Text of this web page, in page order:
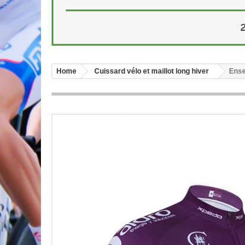
Home Cuissard vélo et maillot long hiver